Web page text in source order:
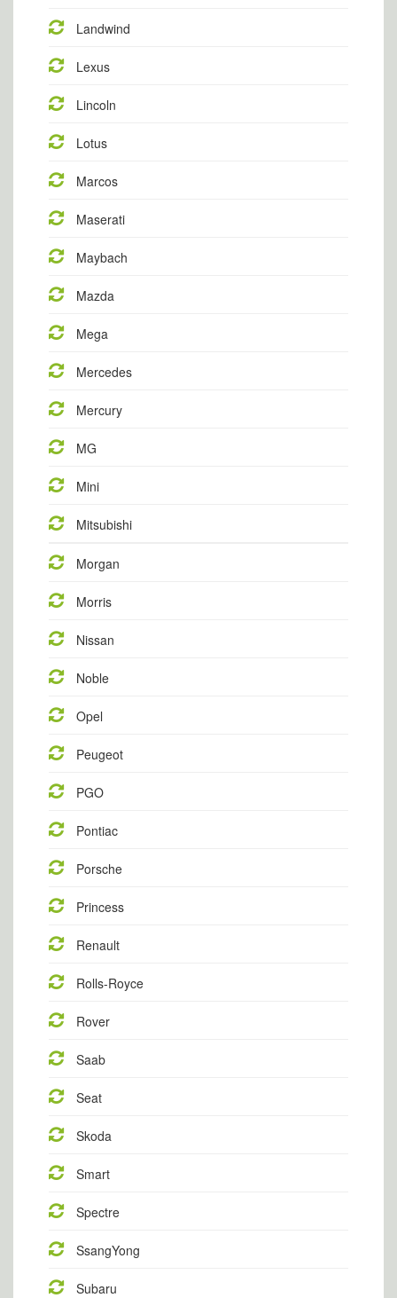
Landwind
Lexus
Lincoln
Lotus
Marcos
Maserati
Maybach
Mazda
Mega
Mercedes
Mercury
MG
Mini
Mitsubishi
Morgan
Morris
Nissan
Noble
Opel
Peugeot
PGO
Pontiac
Porsche
Princess
Renault
Rolls-Royce
Rover
Saab
Seat
Skoda
Smart
Spectre
SsangYong
Subaru